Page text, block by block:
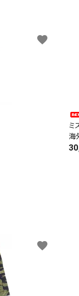
favorite
ミ
海
favorite